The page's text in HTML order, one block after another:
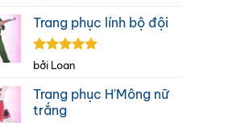
sao
Trang phục lính bộ đội
Được xếp
sao
bởi Loan
Trang phục H'Mông nữ
trắng